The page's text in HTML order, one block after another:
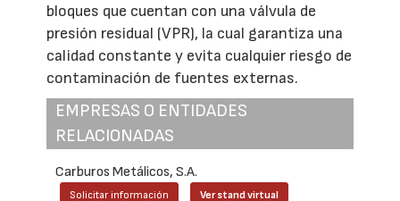
bloques que cuentan con una válvula de
presión residual (VPR), la cual garantiza una
calidad constante y evita cualquier riesgo de
contaminación de fuentes externas.
EMPRESAS O ENTIDADES
RELACIONADAS
Carburos Metálicos, S.A.
Solicitar información Ver stand virtual